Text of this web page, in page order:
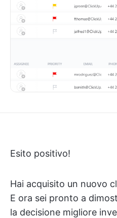
Esito positivo!
Hai acquisito un nuovo
E ora sei pronto a
la decisione migliore